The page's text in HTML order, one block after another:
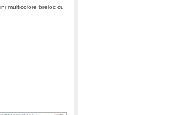
multicolore breloc cu